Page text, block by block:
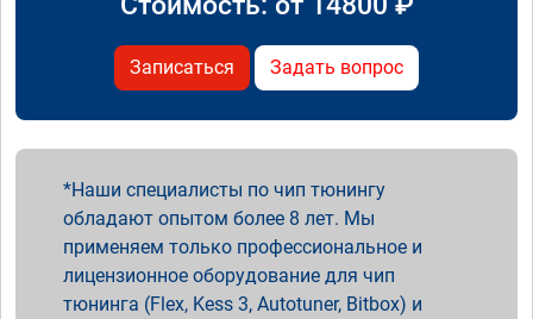
Записаться Задать вопрос
Наши специалисты по чип тюнингу
обладают опытом более 8 лет. Мы
применяем только профессиональное и
лицензионное оборудование для чип
тюнинга (Flex, Kess 3, Autotuner, Bitbox) и